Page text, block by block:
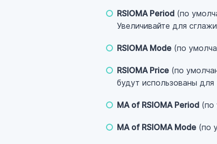
RSIOMA Period (по
Увеличивайте для
RSIOMA Mode (по
RSIOMA Price (по
будут использованы для
MA of RSIOMA Period (по
MA of RSIOMA Mode (по